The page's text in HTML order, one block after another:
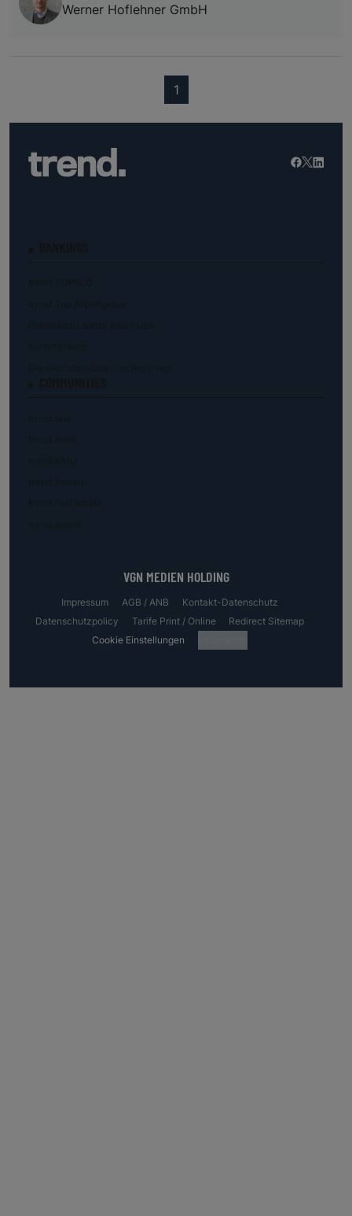
Werner Hoflehner GmbH
1(current)
VGN MEDIEN HOLDING
Impressum AGB / ANB
Kontakt-Datenschutz
Datenschutzpolicy
Tarife Print / Online
Redirect Sitemap
Cookie Einstellungen